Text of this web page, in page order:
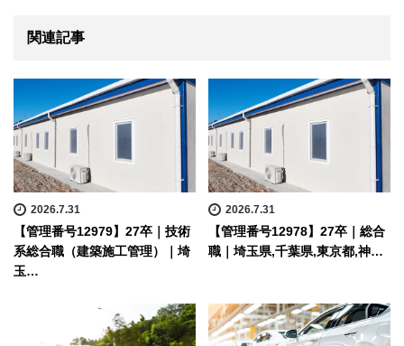
関連記事
2026.7.31
【管理番号12979】27卒｜技術
系総合職（建築施工管理）｜埼
玉…
2026.7.31
【管理番号12978】27卒｜総合
職｜埼玉県,千葉県,東京都,神…